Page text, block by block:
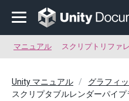
マニュアル スクリプトリファ
Unity マニュアル
グラフィ
スクリプタブルレンダーパイプ